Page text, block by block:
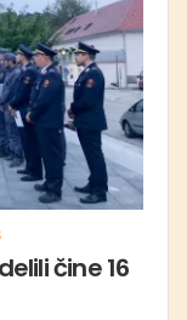
čine 16